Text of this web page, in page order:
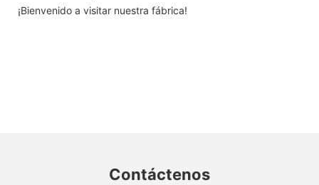
¡Bienvenido a visitar nuestra fábrica!
Contáctenos